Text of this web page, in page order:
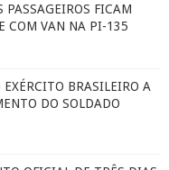
PASSAGEIROS FICAM
COM VAN NA PI-135
BRASILEIRO A
DO SOLDADO